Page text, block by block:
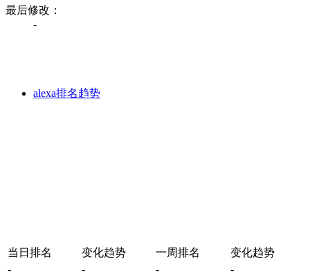
最后修改：
-
alexa排名趋势
当日排名 变化趋势 一周排名
变化趋势
-
- -
-